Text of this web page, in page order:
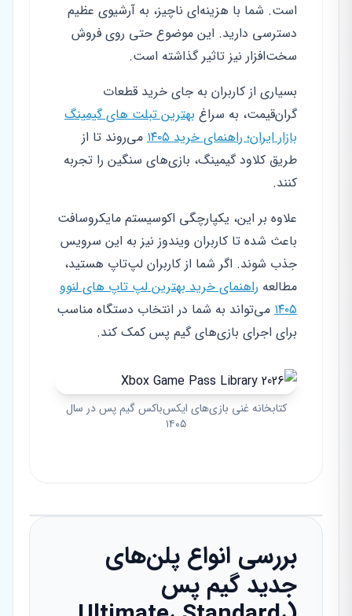
است. شما با هزینه‌ای ناچیز، به آرشیوی عظیم
دسترسی دارید. این موضوع حتی روی فروش
سخت‌افزار نیز تاثیر گذاشته است.
بسیاری از کاربران به جای خرید قطعات
گران‌قیمت، به سراغ بهترین تبلت های گیمینگ
بازار ایران؛ راهنمای خرید ۱۴۰۵
می‌روند تا از
طریق کلاود گیمینگ، بازی‌های سنگین را تجربه
کنند.
علاوه بر این، یکپارچگی اکوسیستم مایکروسافت
باعث شده تا کاربران ویندوز نیز به این سرویس
جذب شوند. اگر شما از کاربران لپ‌تاپ هستید،
مطالعه راهنمای خرید بهترین لپ تاپ های لنوو
۱۴۰۵ می‌تواند به شما در انتخاب دستگاه مناسب
برای اجرای بازی‌های گیم پس کمک کند.
کتابخانه غنی بازی‌های ایکس‌باکس گیم پس در سال
۱۴۰۵
بررسی انواع پلن‌های
جدید گیم پس